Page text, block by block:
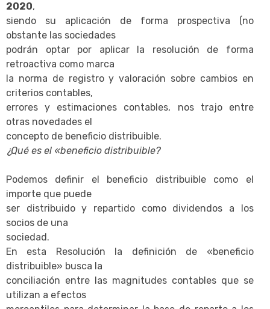
2020,
siendo su aplicación de forma prospectiva (no
obstante las sociedades
podrán optar por aplicar la resolución de forma
retroactiva como marca
la norma de registro y valoración sobre cambios en
criterios contables,
errores y estimaciones contables, nos trajo entre
otras novedades el
concepto de beneficio distribuible.
¿Qué es el «beneficio distribuible?
Podemos definir el beneficio distribuible como el
importe que puede
ser distribuido y repartido como dividendos a los
socios de una
sociedad.
En esta Resolución la definición de «beneficio
distribuible» busca la
conciliación entre las magnitudes contables que se
utilizan a efectos